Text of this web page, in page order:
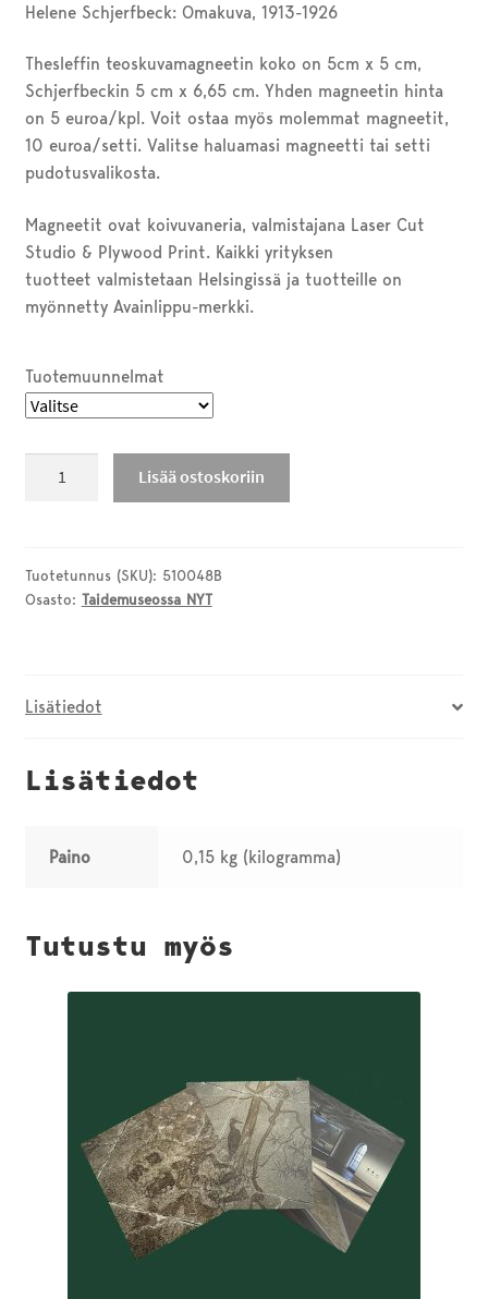
Helene Schjerfbeck: Omakuva, 1913-1926
Thesleffin teoskuvamagneetin koko on 5cm x 5 cm,
Schjerfbeckin 5 cm x 6,65 cm. Yhden magneetin hinta
on 5 euroa/kpl. Voit ostaa myös molemmat magneetit,
10 euroa/setti. Valitse haluamasi magneetti tai setti
pudotusvalikosta.
Magneetit ovat koivuvaneria, valmistajana Laser Cut
Studio & Plywood Print. Kaikki yrityksen
tuotteet valmistetaan Helsingissä ja tuotteille on
myönnetty Avainlippu-merkki.
Tuotemuunnelmat
erilaista
määrä
Lisää ostoskoriin
Tuotetunnus (SKU): 510048B
Osasto: Taidemuseossa NYT
Lisätiedot
Lisätiedot
Paino 0,15 kg (kilogramma)
Tutustu myös